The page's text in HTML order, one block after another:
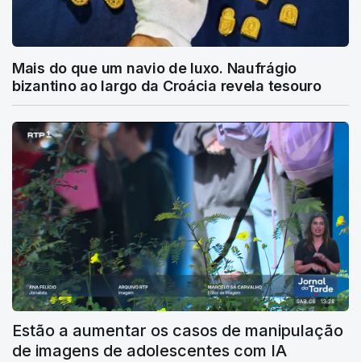
Mais do que um navio de luxo. Naufrágio
bizantino ao largo da Croácia revela tesouro
Estão a aumentar os casos de manipulação
de imagens de adolescentes com IA